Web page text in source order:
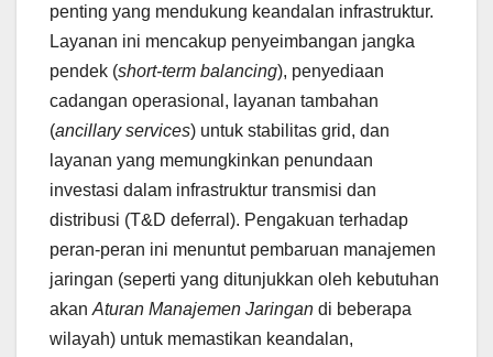
penting yang mendukung keandalan infrastruktur.
Layanan ini mencakup penyeimbangan jangka
pendek (short-term balancing), penyediaan
cadangan operasional, layanan tambahan
(ancillary services) untuk stabilitas grid, dan
layanan yang memungkinkan penundaan
investasi dalam infrastruktur transmisi dan
distribusi (T&D deferral). Pengakuan terhadap
peran-peran ini menuntut pembaruan manajemen
jaringan (seperti yang ditunjukkan oleh kebutuhan
akan Aturan Manajemen Jaringan di beberapa
wilayah) untuk memastikan keandalan,